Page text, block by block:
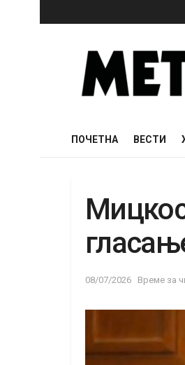
ПОЧЕТНА ВЕСТИ
08/07/2026 Време за